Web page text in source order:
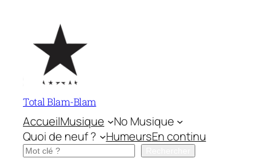
contenu
Total Blam-Blam
AccueilMusique
No Musique
Quoi de neuf ?
HumeursEn continu
Rechercher